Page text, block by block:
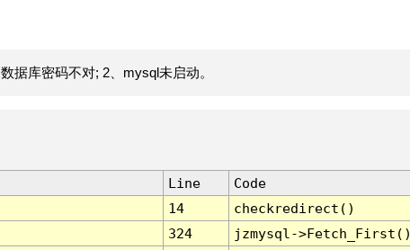
据库密码不对; 2、mysql未启动。
Line
Code
14
checkredirect()
324
jzmysql-